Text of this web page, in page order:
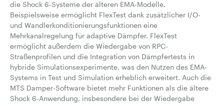
die Shock 6-Systeme der älteren EMA-Modelle.
Beispielsweise ermöglicht FlexTest dank zusätzlicher I/O-
und Wandlerkonditionierungsfunktionen eine
Mehrkanalregelung für adaptive Dämpfer. FlexTest
ermöglicht außerdem die Wiedergabe von RPC-
Straßenprofilen und die Integration von Dämpfertests in
hybride Simulationsexperimente, was den Nutzen des EMA-
Systems in Test und Simulation erheblich erweitert. Auch die
MTS Damper-Software bietet mehr Funktionen als die ältere
Shock 6-Anwendung, insbesondere bei der Wiedergabe